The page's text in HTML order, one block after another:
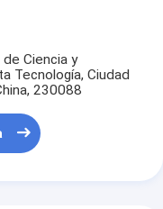
de Ciencia y
Tecnología, Ciudad
230088